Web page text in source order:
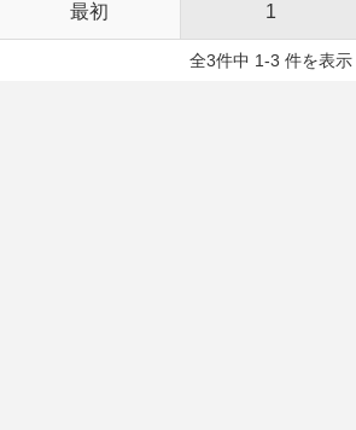
最初 1
全3件中 1-3 件を表示